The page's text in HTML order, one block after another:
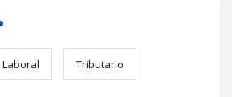
Laboral Tributario